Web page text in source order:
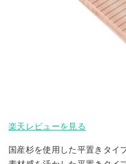
楽天レビューを見る
国産杉を使用した平置きタイ